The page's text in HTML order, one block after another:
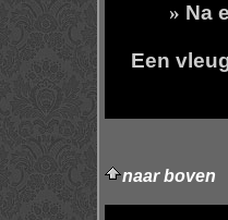
» Na
Een
naar boven